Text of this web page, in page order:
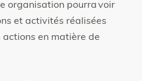
organisation pourra voir
et activités réalisées
actions en matière de